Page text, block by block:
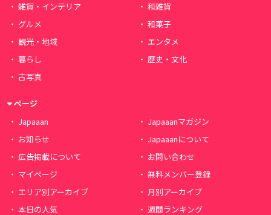
雑貨・インテリア
和雑貨
グルメ
和菓子
観光・地域
エンタメ
暮らし
歴史・文化
古写真
ページ
Japaaan
Japaaanマガジン
お知らせ
Japaaanについて
広告掲載について
お問い合わせ
マイページ
無料メンバー登録
エリア別アーカイブ
月別アーカイブ
本日の人気
週間ランキング